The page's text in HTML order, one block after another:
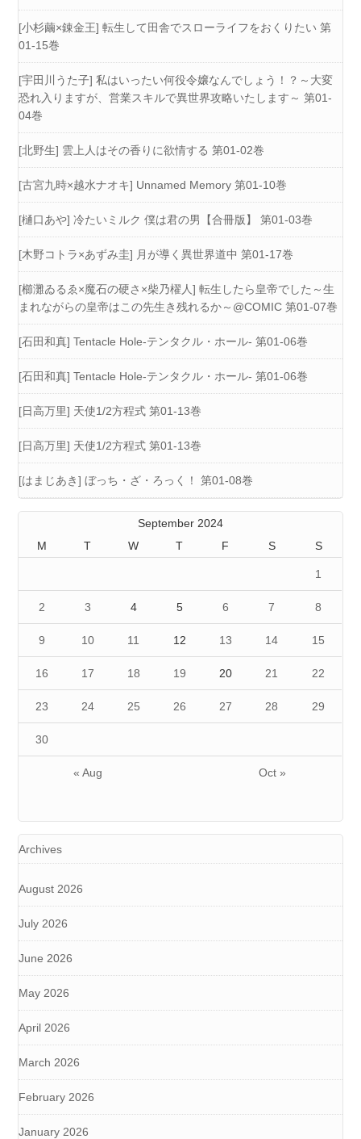
[小杉繭×錬金王] 転生して田舎でスローライフをおくりたい 第
01-15巻
[宇田川うた子] 私はいったい何役令嬢なんでしょう！？～大変
恐れ入りますが、営業スキルで異世界攻略いたします～ 第01-
04巻
[北野生] 雲上人はその香りに欲情する 第01-02巻
[古宮九時×越水ナオキ] Unnamed Memory 第01-10巻
[樋口あや] 冷たいミルク 僕は君の男【合冊版】 第01-03巻
[木野コトラ×あずみ圭] 月が導く異世界道中 第01-17巻
[櫛灘ゐるゑ×魔石の硬さ×柴乃櫂人] 転生したら皇帝でした～生
まれながらの皇帝はこの先生き残れるか～@COMIC 第01-07巻
[石田和真] Tentacle Hole-テンタクル・ホール- 第01-06巻
[石田和真] Tentacle Hole-テンタクル・ホール- 第01-06巻
[日高万里] 天使1/2方程式 第01-13巻
[日高万里] 天使1/2方程式 第01-13巻
[はまじあき] ぼっち・ざ・ろっく！ 第01-08巻
September 2024
M
T W T F S S
« Aug Oct »
1
2 3 4 5 6 7 8
9 10 11 12 13 14 15
16 17 18 19 20 21 22
23 24 25 26 27 28 29
30
Archives
August 2026
July 2026
June 2026
May 2026
April 2026
March 2026
February 2026
January 2026